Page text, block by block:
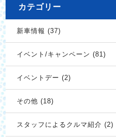
カテゴリー
新車情報 (37)
イベント/キャンペーン (81)
イベントデー (2)
その他 (18)
スタッフによるクルマ紹介 (2)